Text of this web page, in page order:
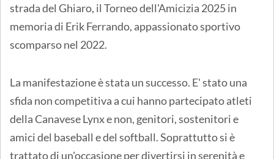
strada del Ghiaro, il Torneo dell'Amicizia 2025 in
memoria di Erik Ferrando, appassionato sportivo
scomparso nel 2022.
La manifestazione è stata un successo. E' stato una
sfida non competitiva a cui hanno partecipato atleti
della Canavese Lynx e non, genitori, sostenitori e
amici del baseball e del softball. Soprattutto si è
trattato di un'occasione per divertirsi in serenità e